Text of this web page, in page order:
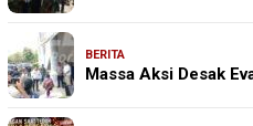
BERITA
Massa Aksi Desak